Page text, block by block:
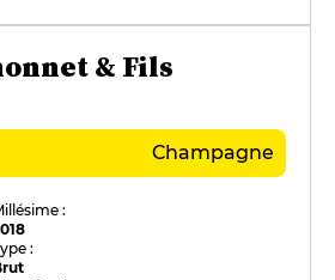
& Fils
Champagne
:
: